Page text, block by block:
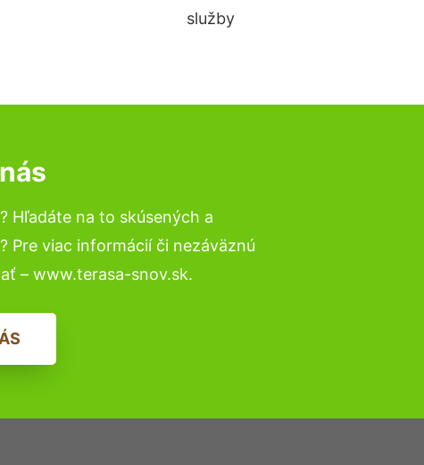
služby
? Hľadáte na to skúsených a
Pre viac informácií či nezáväznú
– www.terasa-snov.sk.